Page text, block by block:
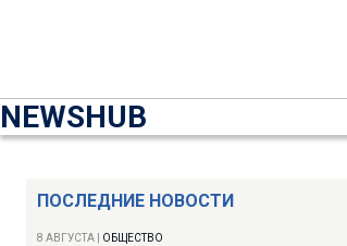
NEWSHUB
ПОСЛЕДНИЕ НОВОСТИ
8 АВГУСТА ОБЩЕСТВО